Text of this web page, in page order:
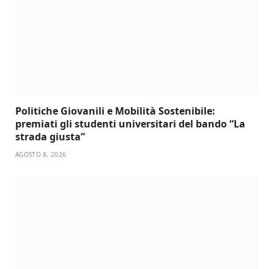
Politiche Giovanili e Mobilità Sostenibile:
premiati gli studenti universitari del bando “La
strada giusta”
AGOSTO 8, 2026